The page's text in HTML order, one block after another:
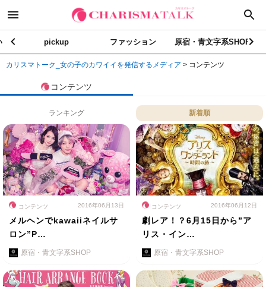
pickup ファッション 原宿・青文字系SHOP
カリスマトーク_女の子のカワイイを発信するメディア > コンテンツ
コンテンツ
ランキング 新着順
コンテンツ 2016年06月13日
メルヘンでkawaiiネイルサ
ロン”P…
原宿・青文字系SHOP
コンテンツ 2016年06月12日
劇レア！？6月15日から”ア
リス・イン…
原宿・青文字系SHOP